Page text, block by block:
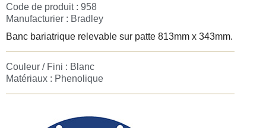
Code de produit : 958
Manufacturier : Bradley
Banc bariatrique relevable sur patte 813mm x 343mm.
Couleur / Fini : Blanc
Matériaux : Phenolique